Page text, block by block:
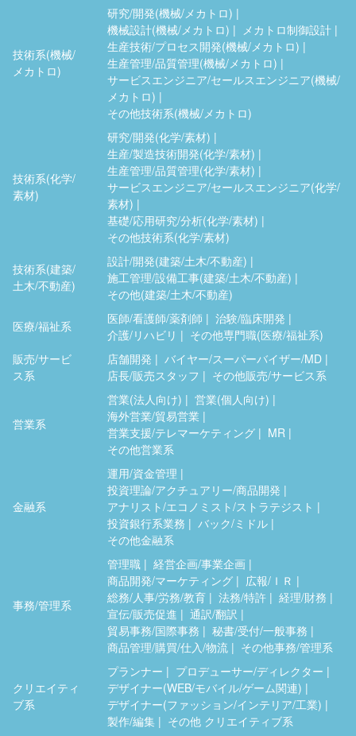
技術系(機械/
メカトロ)
研究/開発(機械/メカトロ)
機械設計(機械/メカトロ)
メカトロ制御設計
生産技術/プロセス開発(機械/メカトロ)
生産管理/品質管理(機械/メカトロ)
サービスエンジニア/セールスエンジニア(機械/
メカトロ)
その他技術系(機械/メカトロ)
技術系(化学/
素材)
研究/開発(化学/素材)
生産/製造技術開発(化学/素材)
生産管理/品質管理(化学/素材)
サービスエンジニア/セールスエンジニア(化学/
素材)
基礎/応用研究/分析(化学/素材)
その他技術系(化学/素材)
技術系(建築/
土木/不動産)
設計/開発(建築/土木/不動産)
施工管理/設備工事(建築/土木/不動産)
その他(建築/土木/不動産)
医療/福祉系
医師/看護師/薬剤師
治験/臨床開発
介護/リハビリ
その他専門職(医療/福祉系)
販売/サービ
ス系
店舗開発
バイヤー/スーパーバイザー/MD
店長/販売スタッフ
その他販売/サービス系
営業系
営業(法人向け)
営業(個人向け)
海外営業/貿易営業
営業支援/テレマーケティング
MR
その他営業系
金融系
運用/資金管理
投資理論/アクチュアリー/商品開発
アナリスト/エコノミスト/ストラテジスト
投資銀行系業務
バック/ミドル
その他金融系
事務/管理系
管理職
経営企画/事業企画
商品開発/マーケティング
広報/ＩＲ
総務/人事/労務/教育
法務/特許
経理/財務
宣伝/販売促進
通訳/翻訳
貿易事務/国際事務
秘書/受付/一般事務
商品管理/購買/仕入/物流
その他事務/管理系
クリエイティ
ブ系
プランナー
プロデューサー/ディレクター
デザイナー(WEB/モバイル/ゲーム関連)
デザイナー(ファッション/インテリア/工業)
製作/編集
その他 クリエイティブ系